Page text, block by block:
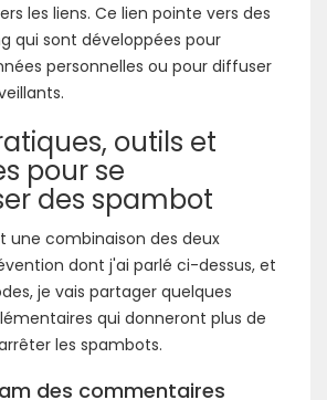
les liens. Ce lien pointe vers des
qui sont développées pour
personnelles ou pour diffuser
outils et
pour se
des spambot
une combinaison des deux
dont j'ai parlé ci-dessus, et
je vais partager quelques
qui donneront plus de
les spambots.
des commentaires